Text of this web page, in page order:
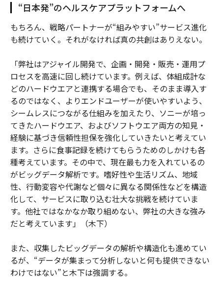
“日本発”のヘルスケアプラットフォームへ
もちろん、戦略パートナーが“組みやすい”サービス進化
も続けていく。それがなければ真の共創はありえない。
「弊社はアジャイル開発で、企画・開発・販売・運用プ
ロセスを高速に回し続けています。例えば、体組成計な
どのハードウエアと連携する場合でも、そのまま導入す
るのではなく、よりエンドユーザーが使いやすいよう、
シームレスにつながる仕組みを加えたり、ソニーが培っ
てきたハードウエア、およびソフトウエア両方の知見・
経験に基づき信頼性担保を強化していきたいと考えてい
ます。さらに食事記録を続けてもらうためのしかけも各
種考えています。その中で、現在最も力を入れているの
がビッグデータ解析です。嗜好性や生活リズム、地域
性、行動変容や代謝など個々に異なる関係性などを構造
化して、サービスに取り込む壮大な挑戦を続けていま
す。他社ではなかなか取り組めない、弊社の大きな強み
だと考えています」（木下）
また、収集したビッグデータの解析や構造化も進めてい
るが、“データが集まって分析しないと何も提供できない
わけではない”と木下は強調する。